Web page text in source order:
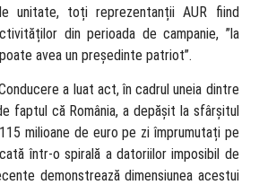
unitate, toți reprezentanții AUR fiind
din perioada de campanie, ”la
avea un președinte patriot”.
a luat act, în cadrul uneia dintre
faptul că România, a depășit la sfârșitul
milioane de euro pe zi împrumutați pe
într-o spirală a datoriilor imposibil de
demonstrează dimensiunea acestui